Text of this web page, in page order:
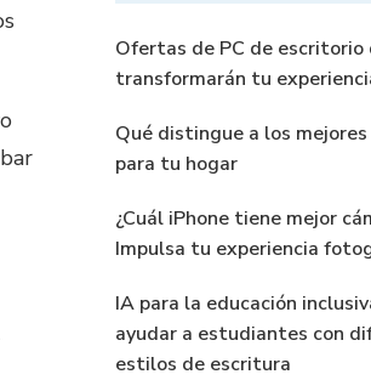
Ofertas de PC de escritorio
transformarán tu
Qué distingue a los
para tu hogar
¿Cuál iPhone tiene mejor
Impulsa tu experiencia
IA para la educación
ayudar a estudiantes con
estilos de escritura